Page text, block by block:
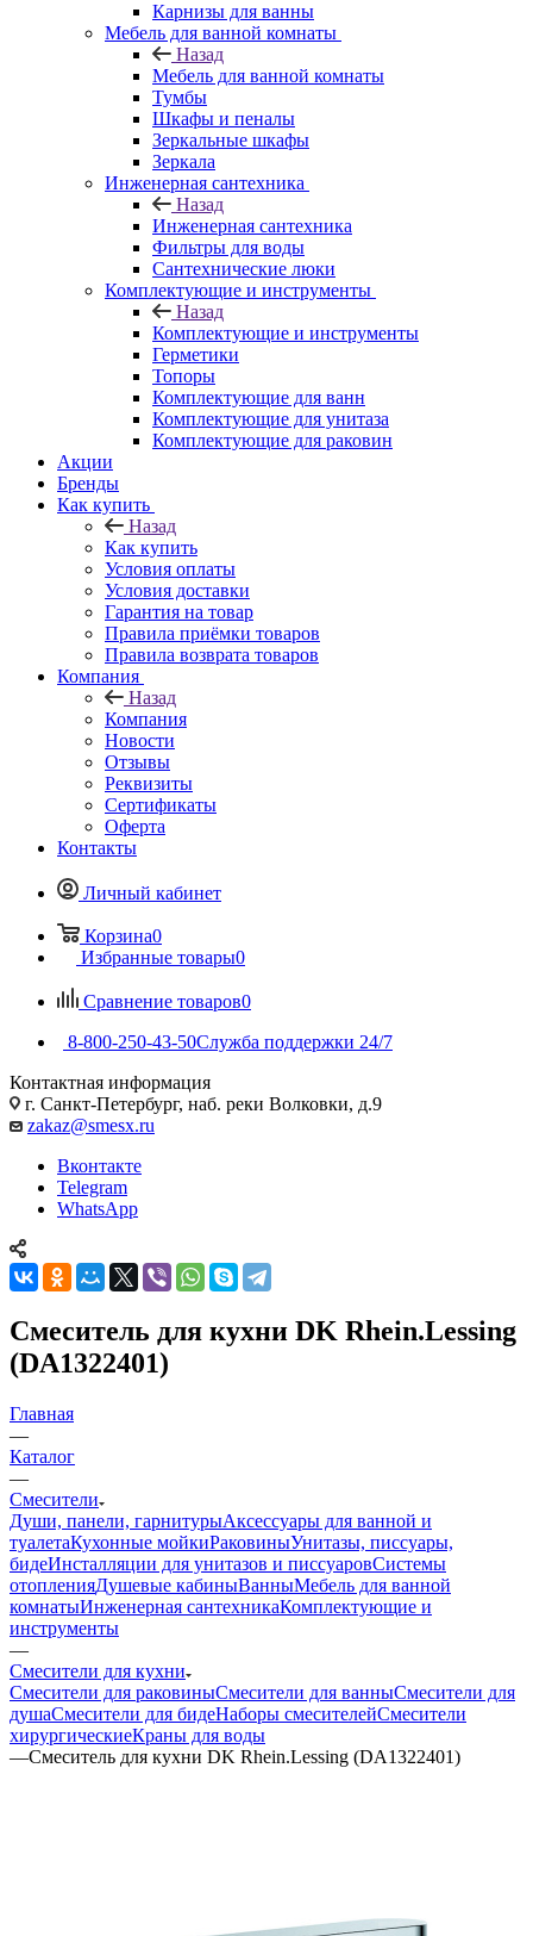
Карнизы для ванны
Мебель для ванной комнаты
Назад
Мебель для ванной комнаты
Тумбы
Шкафы и пеналы
Зеркальные шкафы
Зеркала
Инженерная сантехника
Назад
Инженерная сантехника
Фильтры для воды
Сантехнические люки
Комплектующие и инструменты
Назад
Комплектующие и инструменты
Герметики
Топоры
Комплектующие для ванн
Комплектующие для унитаза
Комплектующие для раковин
Акции
Бренды
Как купить
Назад
Как купить
Условия оплаты
Условия доставки
Гарантия на товар
Правила приёмки товаров
Правила возврата товаров
Компания
Назад
Компания
Новости
Отзывы
Реквизиты
Сертификаты
Оферта
Контакты
Личный кабинет
Корзина0
Избранные товары0
Сравнение товаров0
8-800-250-43-50Служба поддержки 24/7
Контактная информация
г. Санкт-Петербург, наб. реки Волковки, д.9
zakaz@smesx.ru
Вконтакте
Telegram
WhatsApp
Смеситель для кухни DK Rhein.Lessing
(DA1322401)
Главная
—
Каталог
—
Смесители
Души, панели, гарнитурыАксессуары для ванной и
туалетаКухонные мойкиРаковиныУнитазы, писсуары,
бидеИнсталляции для унитазов и писсуаровСистемы
отопленияДушевые кабиныВанныМебель для ванной
комнатыИнженерная сантехникаКомплектующие и
инструменты
—
Смесители для кухни
Смесители для раковиныСмесители для ванныСмесители для
душаСмесители для бидеНаборы смесителейСмесители
хирургическиеКраны для воды
—Смеситель для кухни DK Rhein.Lessing (DA1322401)